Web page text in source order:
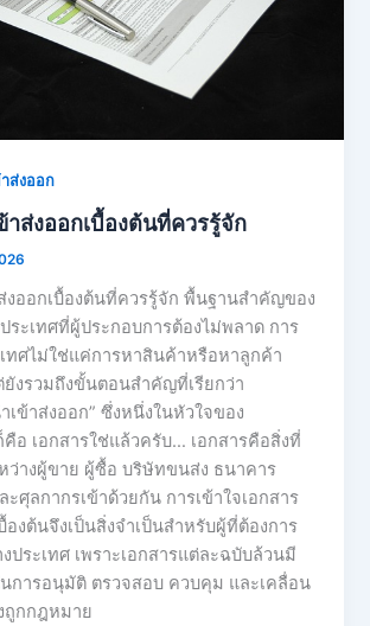
ส่งออก
าส่งออกเบื้องต้นที่ควรรู้จัก
งออกเบื้องต้นที่ควรรู้จัก พื้นฐานสำคัญของ
ระเทศที่ผู้ประกอบการต้องไม่พลาด การ
ทศไม่ใช่แค่การหาสินค้าหรือหาลูกค้า
ยังรวมถึงขั้นตอนสำคัญที่เรียกว่า
เข้าส่งออก” ซึ่งหนึ่งในหัวใจของ
อ เอกสารใช่แล้วครับ… เอกสารคือสิ่งที่
หว่างผู้ขาย ผู้ซื้อ บริษัทขนส่ง ธนาคาร
ศุลกากรเข้าด้วยกัน การเข้าใจเอกสาร
องต้นจึงเป็นสิ่งจำเป็นสำหรับผู้ที่ต้องการ
ประเทศ เพราะเอกสารแต่ละฉบับล้วนมี
การอนุมัติ ตรวจสอบ ควบคุม และเคลื่อน
ถูกกฎหมาย